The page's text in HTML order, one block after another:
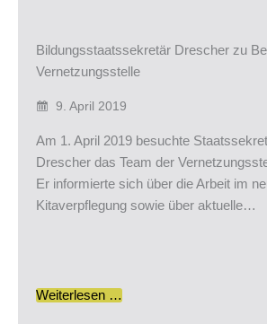
Bildungsstaatssekretär Drescher zu
Vernetzungsstelle
9. April 2019
Am 1. April 2019 besuchte
Drescher das Team der
Er informierte sich über die Arbeit im
Kitaverpflegung sowie über aktuelle…
Weiterlesen …